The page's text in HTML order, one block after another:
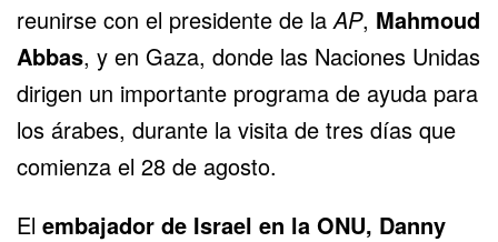
reunirse con el presidente de la AP, Mahmoud
Abbas, y en Gaza, donde las Naciones Unidas
dirigen un importante programa de ayuda para
los árabes, durante la visita de tres días que
comienza el 28 de agosto.
El embajador de Israel en la ONU, Danny